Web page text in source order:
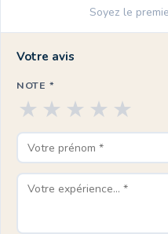
Soyez le
Votre avis
NOTE *
★
★
★
★
★